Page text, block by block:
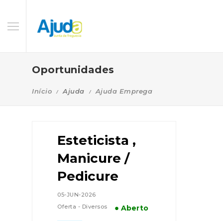
Oportunidades
Início Ajuda Ajuda Emprega
Esteticista ,
Manicure /
Pedicure
05-JUN-2026
Oferta - Diversos
● Aberto